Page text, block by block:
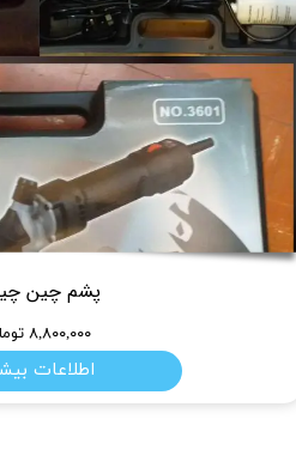
پشم چین
۸,۸۰۰,۰۰۰ تومان
اطلاعات